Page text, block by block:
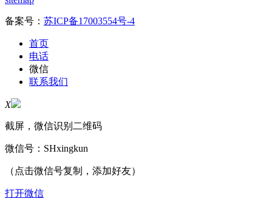
备案号： 苏ICP备17003554号-4
首页
电话
微信
联系我们
X
截屏，微信识别二维码
微信号： SHxingkun
（点击微信号复制，添加好友）
打开微信